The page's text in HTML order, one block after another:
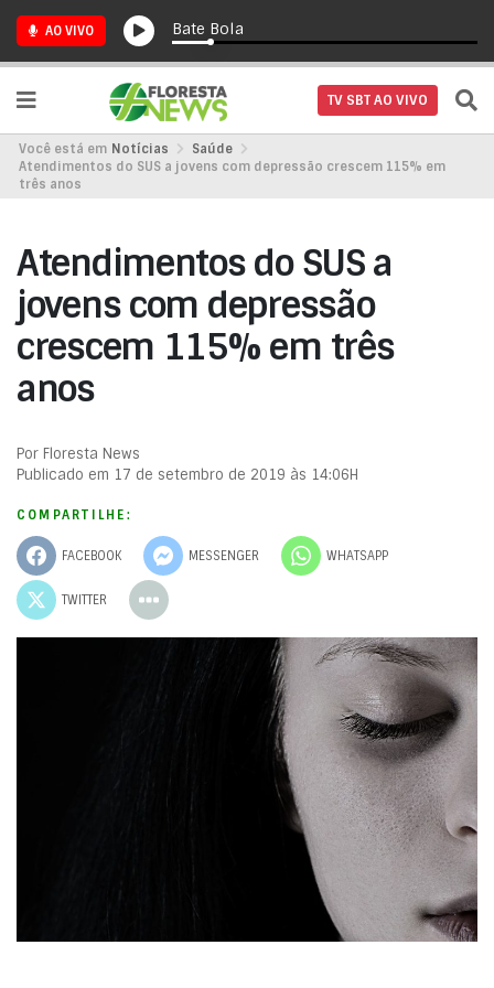
AO VIVO Bate Bola
TV SBT AO VIVO
Você está em Notícias
Saúde
Atendimentos do SUS a jovens com depressão crescem 115% em
três anos
Atendimentos do SUS a
jovens com depressão
crescem 115% em três
anos
Por Floresta News
Publicado em 17 de setembro de 2019 às 14:06H
COMPARTILHE:
FACEBOOK MESSENGER WHATSAPP
TWITTER